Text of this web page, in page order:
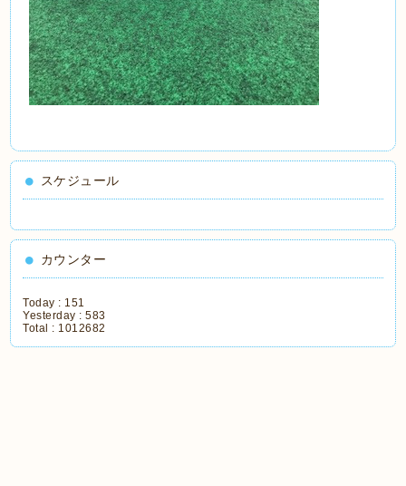
スケジュール
カウンター
Today : 151
Yesterday :583
Total : 1012682